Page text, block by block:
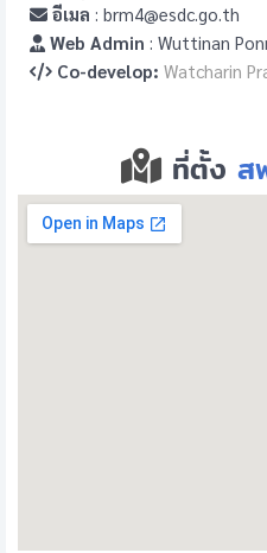
อีเมล : brm4@esdc.go.th
Web Admin : Wuttinan
Co-develop: Watcharin
ที่ตั้ง ส